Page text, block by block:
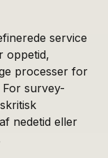
service
oppetid,
processer for
For survey-
nedetid eller